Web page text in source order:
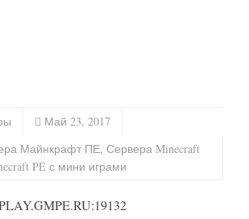
Май 23, 2017
Майнкрафт ПЕ, Сервера Minecraft
PE с мини играми